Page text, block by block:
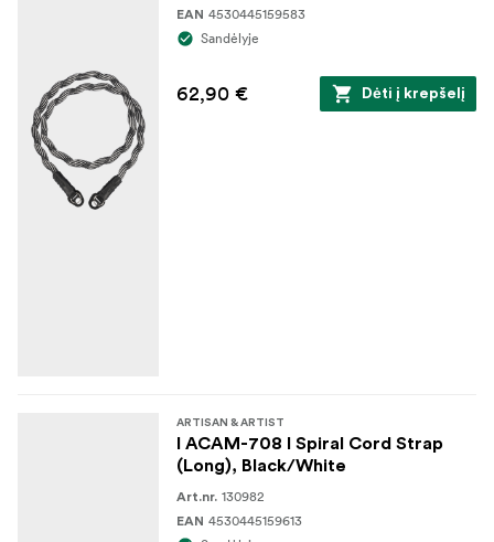
EAN 4530445159583
Sandėlyje
62,90 € Dėti į krepšelį
ARTISAN & ARTIST
I ACAM-708 I Spiral Cord Strap
(Long), Black/White
Art.nr. 130982
EAN 4530445159613